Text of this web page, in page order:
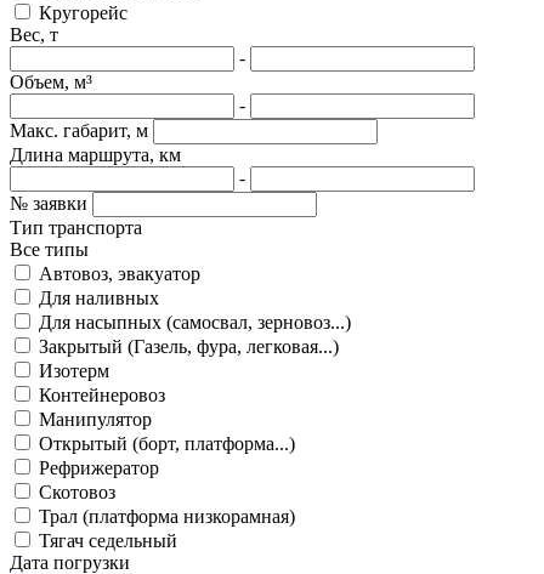
Кругорейс
Вес, т
-
Объем, м³
-
Макс. габарит, м
Длина маршрута, км
-
№ заявки
Тип транспорта
Все типы
Автовоз, эвакуатор
Для наливных
Для насыпных (самосвал, зерновоз...)
Закрытый (Газель, фура, легковая...)
Изотерм
Контейнеровоз
Манипулятор
Открытый (борт, платформа...)
Рефрижератор
Скотовоз
Трал (платформа низкорамная)
Тягач седельный
Дата погрузки